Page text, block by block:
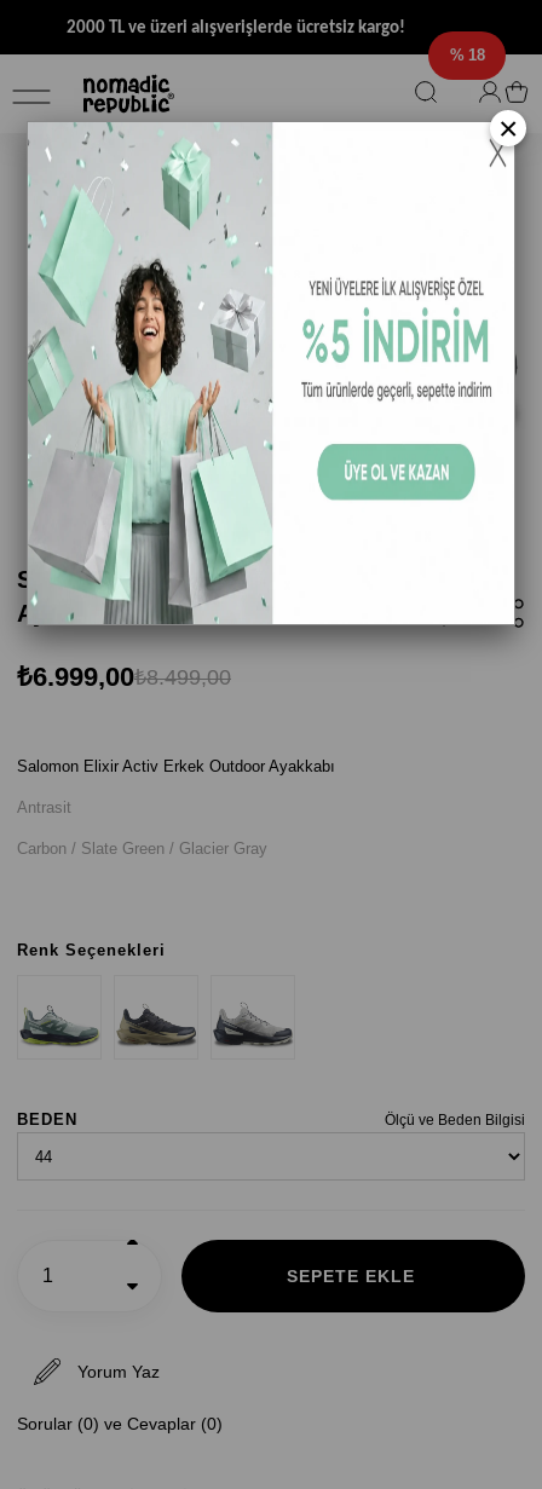
2000 TL ve üzeri alışverişlerde ücretsiz kargo!
18
Salomon Elixir Activ Erkek Outdoor
Ayakkabı - Antrasit
₺8.499,00
₺6.999,00
Salomon Elixir Activ Erkek Outdoor Ayakkabı
Antrasit
Carbon / Slate Green / Glacier Gray
Renk Seçenekleri
Ölçü ve Beden Bilgisi
BEDEN
Yorum Yaz
Sorular (0) ve Cevaplar (0)
×